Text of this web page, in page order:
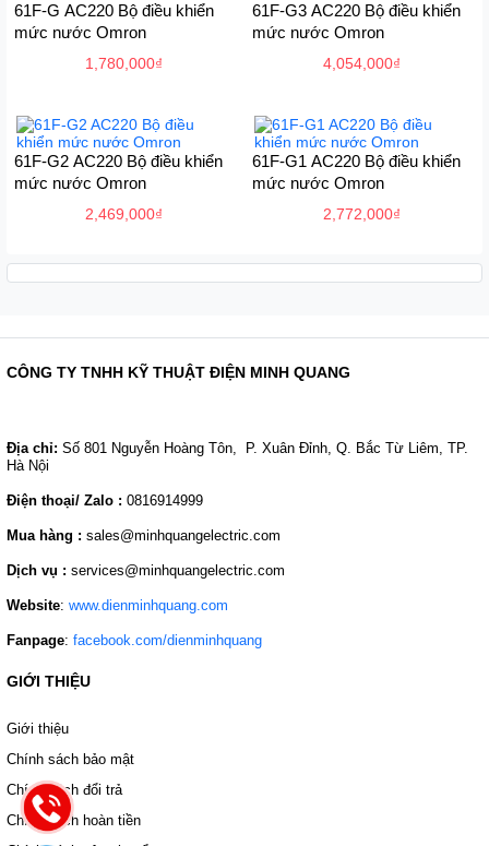
61F-G AC220 Bộ điều khiển
mức nước Omron
1,780,000₫
61F-G3 AC220 Bộ điều khiển
mức nước Omron
4,054,000₫
61F-G2 AC220 Bộ điều khiển
mức nước Omron
2,469,000₫
61F-G1 AC220 Bộ điều khiển
mức nước Omron
2,772,000₫
CÔNG TY TNHH KỸ THUẬT ĐIỆN MINH QUANG
Địa chỉ: Số 801 Nguyễn Hoàng Tôn, P. Xuân Đỉnh, Q. Bắc Từ Liêm, TP.
Hà Nội
Điện thoại/ Zalo : 0816914999
Mua hàng : sales@minhquangelectric.com
Dịch vụ : services@minhquangelectric.com
Website: www.dienminhquang.com
Fanpage: facebook.com/dienminhquang
GIỚI THIỆU
Giới thiệu
Chính sách bảo mật
Chính sách đổi trả
Chính sách hoàn tiền